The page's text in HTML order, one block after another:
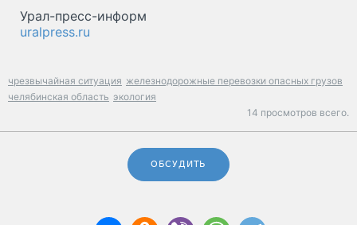
Урал-пресс-информ
uralpress.ru
чрезвычайная ситуация железнодорожные перевозки опасных грузов
челябинская область экология
14 просмотров всего.
ОБСУДИТЬ